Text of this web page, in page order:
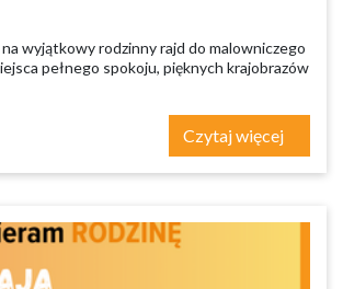
na wyjątkowy rodzinny rajd do malowniczego
pełnego spokoju, pięknych krajobrazów
Czytaj więcej